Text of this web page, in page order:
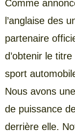
Comme
l’anglaise des
partenaire
d’obtenir le
sport
Nous avons
de puissance
derrière elle.